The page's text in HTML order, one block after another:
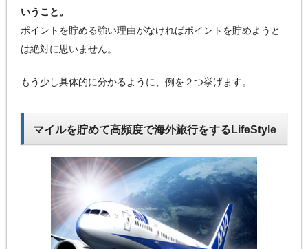
いうこと。
ポイントを貯める強い理由がなければポイントを貯めようと
は絶対に思いません。
もう少し具体的に分かるように、例を２つ挙げます。
マイルを貯めて高頻度で海外旅行をするLifeStyle